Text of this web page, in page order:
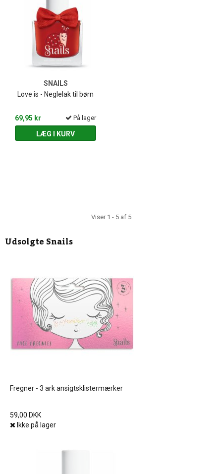
SNAILS
Love is - Neglelak til børn
69,95 kr På lager
LÆG I KURV
Viser 1 - 5 af 5
UdsolgteSnails
Fregner - 3 ark ansigtsklistermærker
59,00 DKK
Ikke på lager